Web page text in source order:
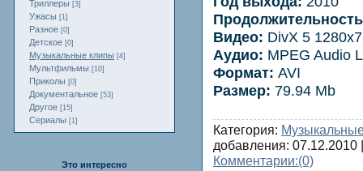
Триллеры [3]
Ужасы [1]
Разное [0]
Детское [0]
Музыкальные клипы [4]
Мультфильмы [10]
Приколы [0]
Документальное [53]
Другое [15]
Сериалы [1]
Это интересно
Видео: DivX 5
Аудио: MPEG Audio
Формат: AVI
Размер: 79.94 Mb
Категория:
добавления: 07.12.2010
Комментарии:(0)